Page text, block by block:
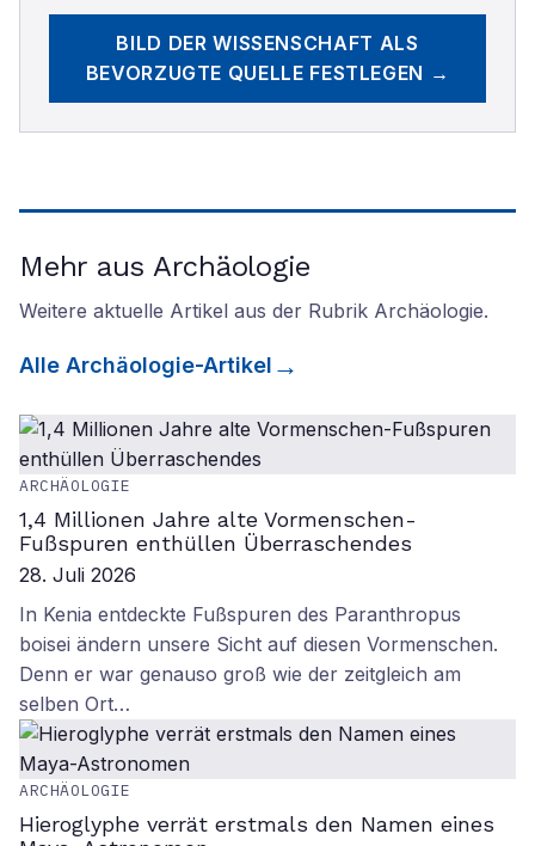
BILD DER WISSENSCHAFT ALS
BEVORZUGTE QUELLE FESTLEGEN →
Mehr aus Archäologie
Weitere aktuelle Artikel aus der Rubrik Archäologie.
Alle Archäologie-Artikel
ARCHÄOLOGIE
1,4 Millionen Jahre alte Vormenschen-
Fußspuren enthüllen Überraschendes
28. Juli 2026
In Kenia entdeckte Fußspuren des Paranthropus
boisei ändern unsere Sicht auf diesen Vormenschen.
Denn er war genauso groß wie der zeitgleich am
selben Ort…
ARCHÄOLOGIE
Hieroglyphe verrät erstmals den Namen eines